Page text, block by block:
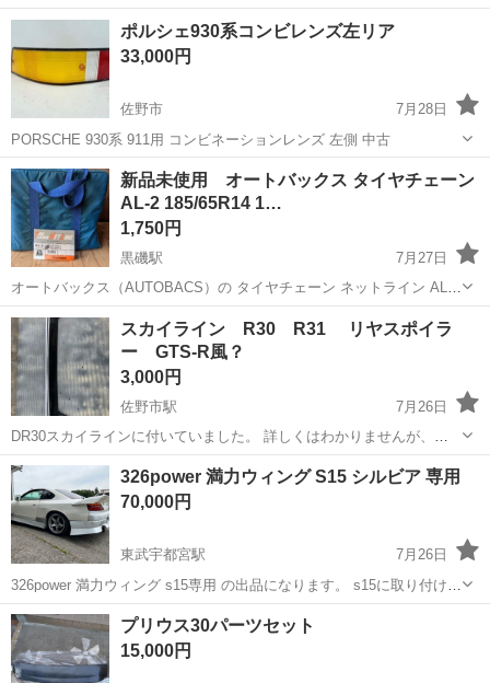
入してしまいました💦 サイズはH8/H11/H16の6500Kです 出来れば直
接会って取り引きしたいですが、 郵送対応も可です よろしくお願いし
ます
栃木 足利市 外装、車外用品
ポルシェ930系コンビレンズ左リア
33,000円
佐野市
7月28日
PORSCHE 930系 911用 コンビネーションレンズ 左側 中古
栃木 佐野市 外装、車外用品 ポルシェ
新品未使用 オートバックス タイヤチェーン
AL-2 185/65R14 1…
1,750円
黒磯駅
7月27日
オートバックス（AUTOBACS）の タイヤチェーン ネットライン AL-2
です。 【適合タイヤサイズ】 ・185/65R14 ・195/60R14 （ラジアル
タイヤ対応） 【状態】 ・未使用のまま保...
栃木 那須塩原市 黒磯駅
スカイライン R30 R31 リヤスポイラ
ー GTS-R風？
3,000円
佐野市駅
7月26日
DR30スカイラインに付いていました。 詳しくはわかりませんが、
GTS-R風？リヤスポイラー。 両面テープ固定のみでした。 車両がもう
ないため、取り付けイメージはできません。 割れ箇所や塗装落ち等あ
ります。 受け渡しでお...
栃木 佐野市 外装、車外用品
326power 満力ウィング S15 シルビア 専用
70,000円
東武宇都宮駅
7月26日
326power 満力ウィング s15専用 の出品になります。 s15に取り付けて
おりました。 ブリスターフェンダーを取り付けていたため 干渉傷あり
ます。 ひび割れなどもありますので写真にてご確認 お願いします。
栃木 宇都宮市 東武宇都宮駅 外装、車外用品
プリウス30パーツセット
15,000円